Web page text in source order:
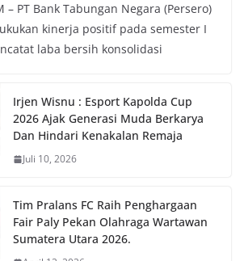
– PT Bank Tabungan Negara (Persero)
kinerja positif pada semester I
laba bersih konsolidasi
Irjen Wisnu : Esport Kapolda Cup
2026 Ajak Generasi Muda Berkarya
Dan Hindari Kenakalan Remaja
Juli 10, 2026
Tim Pralans FC Raih Penghargaan
Fair Paly Pekan Olahraga Wartawan
Sumatera Utara 2026.